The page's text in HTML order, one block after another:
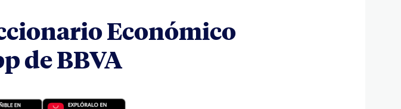
Económico
de BBVA